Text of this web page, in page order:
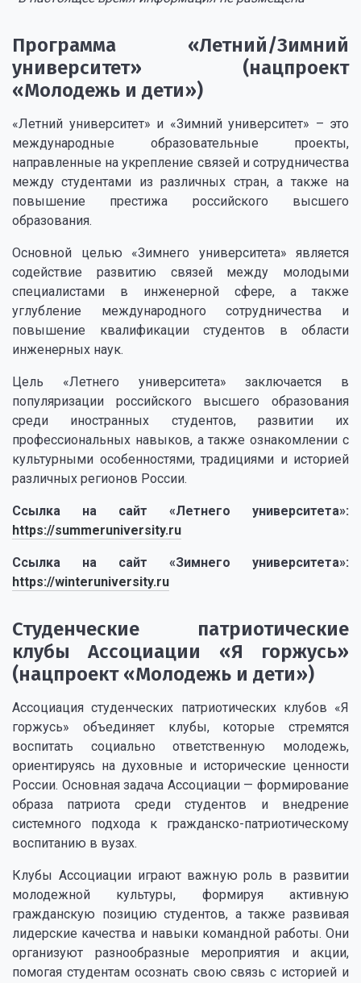
Программа «Летний/Зимний
университет» (нацпроект
«Молодежь и дети»)
«Летний университет» и «Зимний университет» – это
международные образовательные проекты,
направленные на укрепление связей и сотрудничества
между студентами из различных стран, а также на
повышение престижа российского высшего
образования.
Основной целью «Зимнего университета» является
содействие развитию связей между молодыми
специалистами в инженерной сфере, а также
углубление международного сотрудничества и
повышение квалификации студентов в области
инженерных наук.
Цель «Летнего университета» заключается в
популяризации российского высшего образования
среди иностранных студентов, развитии их
профессиональных навыков, а также ознакомлении с
культурными особенностями, традициями и историей
различных регионов России.
Ссылка на сайт «Летнего университета»:
https://summeruniversity.ru
Ссылка на сайт «Зимнего университета»:
https://winteruniversity.ru
Студенческие патриотические
клубы Ассоциации «Я горжусь»
(нацпроект «Молодежь и дети»)
Ассоциация студенческих патриотических клубов «Я
горжусь» объединяет клубы, которые стремятся
воспитать социально ответственную молодежь,
ориентируясь на духовные и исторические ценности
России. Основная задача Ассоциации — формирование
образа патриота среди студентов и внедрение
системного подхода к гражданско-патриотическому
воспитанию в вузах.
Клубы Ассоциации играют важную роль в развитии
молодежной культуры, формируя активную
гражданскую позицию студентов, а также развивая
лидерские качества и навыки командной работы. Они
организуют разнообразные мероприятия и акции,
помогая студентам осознать свою связь с историей и